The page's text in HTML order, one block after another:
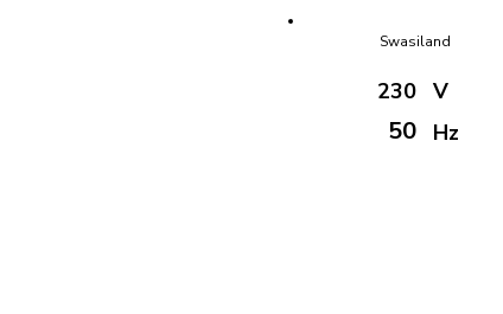
Swasiland
230
50
V
Hz